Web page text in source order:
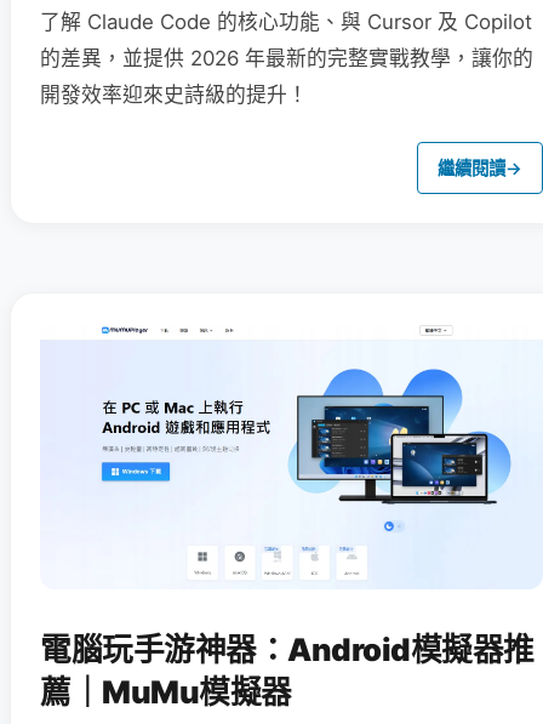
了解 Claude Code 的核心功能、與 Cursor 及 Copilot
的差異，並提供 2026 年最新的完整實戰教學，讓你的
開發效率迎來史詩級的提升！
繼續閱讀→
電腦玩手游神器：Android模擬器推
薦｜MuMu模擬器